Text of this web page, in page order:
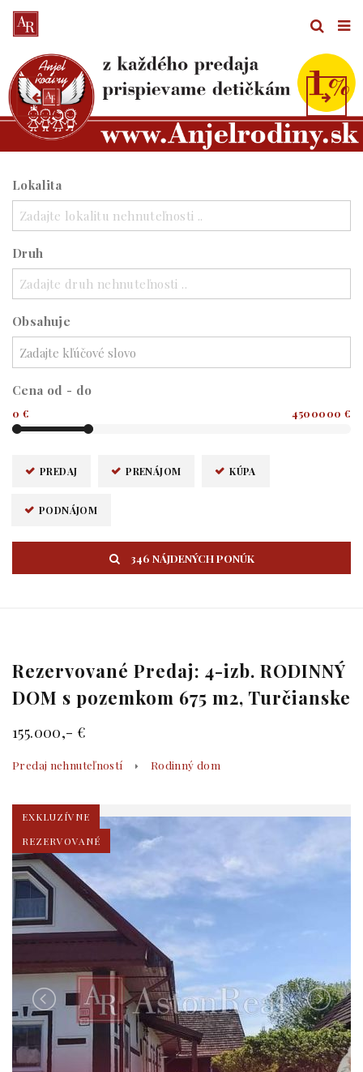
Lokalita
Zadajte lokalitu nehnuteľnosti ..
Druh
Zadajte druh nehnuteľnosti ..
Obsahuje
Cena od - do
0 € 4500000 €
PREDAJ PRENÁJOM KÚPA
PODNÁJOM
346 NÁJDENÝCH PONÚK
Rezervované Predaj: 4-izb. RODINNÝ
DOM s pozemkom 675 m2, Turčianske
155.000,- €
Predaj nehnuteľností Rodinný dom
EXKLUZÍVNE
REZERVOVANÉ